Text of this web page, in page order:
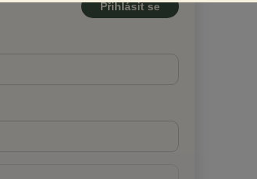
Přihlásit se